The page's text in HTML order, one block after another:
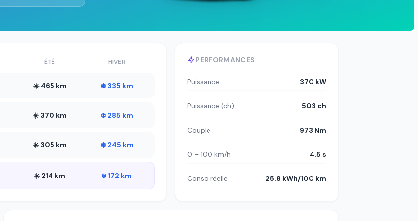
ÉTÉ HIVER
☀️ 465 km ❄️ 335 km
☀️ 370 km ❄️ 285 km
☀️ 305 km ❄️ 245 km
☀️ 214 km ❄️ 172 km
PERFORMANCES
Puissance 370 kW
Puissance (ch) 503 ch
Couple 973 Nm
0 – 100 km/h 4.5 s
Conso réelle 25.8 kWh/100 km